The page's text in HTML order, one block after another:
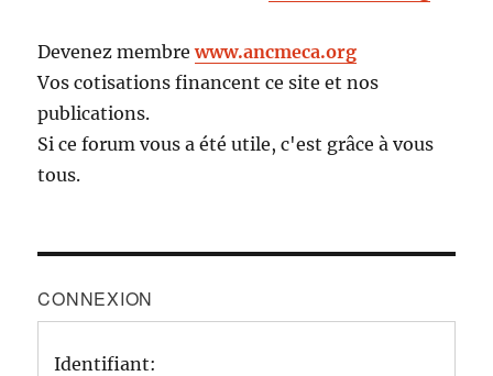
Devenez membrewww.ancmeca.org
Vos cotisations financent ce site et nos
publications.
Si ce forum vous a été utile, c'est grâce à vous
tous.
CONNEXION
Identifiant: